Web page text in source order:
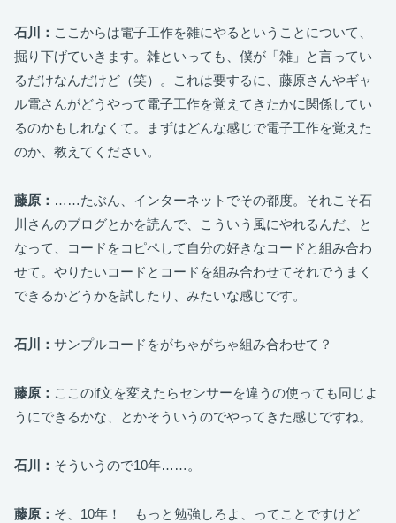
石川： ここからは電子工作を雑にやるということについて、
掘り下げていきます。雑といっても、僕が「雑」と言ってい
るだけなんだけど（笑）。これは要するに、藤原さんやギャ
ル電さんがどうやって電子工作を覚えてきたかに関係してい
るのかもしれなくて。まずはどんな感じで電子工作を覚えた
のか、教えてください。
藤原： ……たぶん、インターネットでその都度。それこそ石
川さんのブログとかを読んで、こういう風にやれるんだ、と
なって、コードをコピペして自分の好きなコードと組み合わ
せて。やりたいコードとコードを組み合わせてそれでうまく
できるかどうかを試したり、みたいな感じです。
石川： サンプルコードをがちゃがちゃ組み合わせて？
藤原： ここのif文を変えたらセンサーを違うの使っても同じよ
うにできるかな、とかそういうのでやってきた感じですね。
石川： そういうので10年……。
藤原： そ、10年！ もっと勉強しろよ、ってことですけど